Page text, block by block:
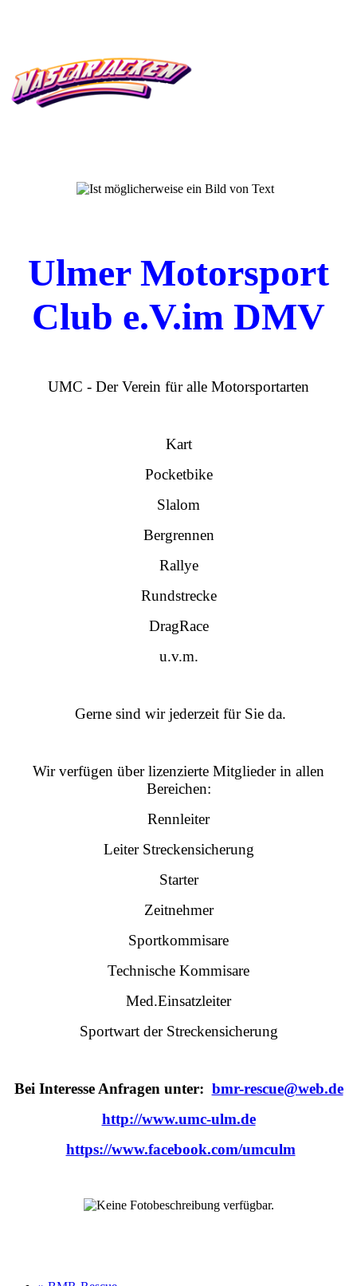
Ulmer Motorsport
Club e.V.im DMV
UMC - Der Verein für alle Motorsportarten
Kart
Pocketbike
Slalom
Bergrennen
Rallye
Rundstrecke
DragRace
u.v.m.
Gerne sind wir jederzeit für Sie da.
Wir verfügen über lizenzierte Mitglieder in allen
Bereichen:
Rennleiter
Leiter Streckensicherung
Starter
Zeitnehmer
Sportkommisare
Technische Kommisare
Med.Einsatzleiter
Sportwart der Streckensicherung
Bei Interesse Anfragen unter: bmr-rescue@web.de
http://www.umc-ulm.de
https://www.facebook.com/umculm